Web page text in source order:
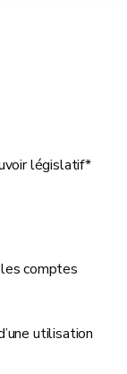
législatif*
comptes
utilisation